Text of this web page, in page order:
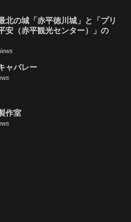
北の城「赤平徳川城」と「プリ
安（赤平観光センター）」の
ャバレー
作室